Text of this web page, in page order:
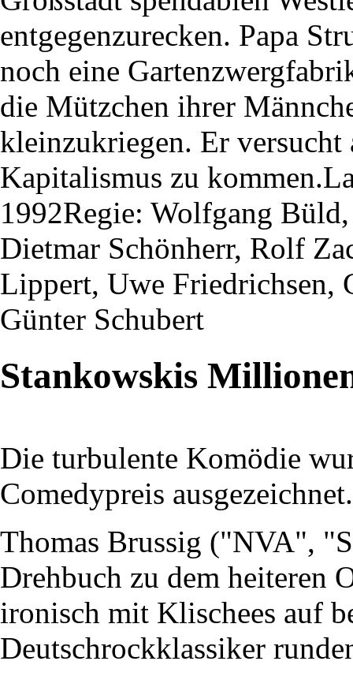
entgegenzurecken. Papa
noch eine
die Mützchen ihrer
kleinzukriegen. Er
Kapitalismus zu
1992Regie: Wolfgang
Dietmar Schönherr, Rolf
Lippert, Uwe Friedrichsen,
Günter Schubert
Stankowskis
Die turbulente Komödie
Comedypreis ausgezeichnet.
Thomas Brussig ("NVA",
Drehbuch zu dem heiteren
ironisch mit Klischees auf
Deutschrockklassiker